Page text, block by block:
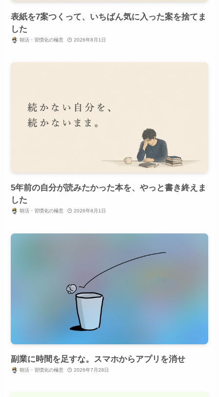
表紙を7案つくって、いちばん気に入った案を捨てま
した
朝活・習慣化の極意 2026年8月1日
5年前の自分が読みたかった本を、やっと書き終えま
した
朝活・習慣化の極意 2026年8月1日
副業に時間を足すな。スマホからアプリを消せ
朝活・習慣化の極意 2026年7月28日